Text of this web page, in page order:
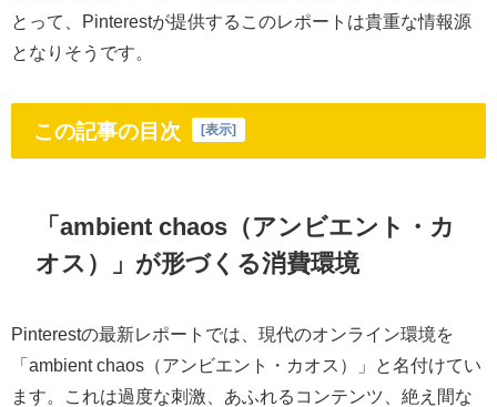
とって、Pinterestが提供するこのレポートは貴重な情報源
となりそうです。
この記事の目次 [表示]
「ambient chaos（アンビエント・カ
オス）」が形づくる消費環境
Pinterestの最新レポートでは、現代のオンライン環境を
「ambient chaos（アンビエント・カオス）」と名付けてい
ます。これは過度な刺激、あふれるコンテンツ、絶え間な